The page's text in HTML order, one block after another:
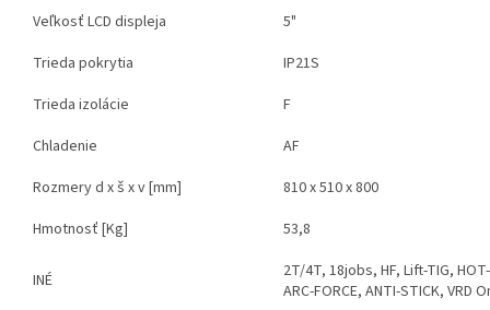
Veľkosť LCD displeja
5"
Trieda pokrytia
IP21S
Trieda izolácie
F
Chladenie
AF
Rozmery d x š x v [mm]
810 x 510 x 800
Hmotnosť [Kg]
53,8
INÉ
2T/4T, 18jobs, HF, Lift-TIG,
ARC-FORCE, ANTI-STICK, VRD